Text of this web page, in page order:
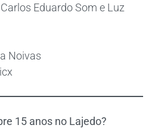
Eduardo Som e Luz
Noivas
15 anos no Lajedo?